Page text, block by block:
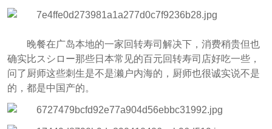
晚餐在广岛本地的一家回转寿司解决下，消费稍贵但也
确实比スシロー那些日本常见的百元回转寿司店好吃一些，
问了厨师这些刺生是不是濑户内海的，厨师也很诚实说不是
的，都是中国产的。